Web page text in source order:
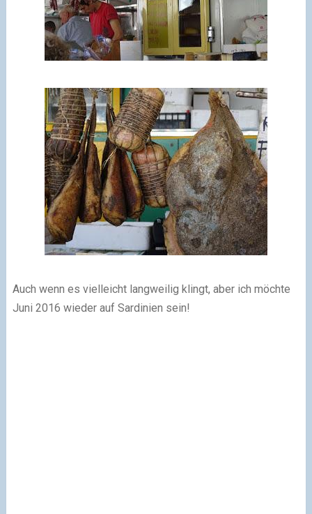
Auch wenn es vielleicht langweilig klingt, aber ich möchte
Juni 2016 wieder auf Sardinien sein!